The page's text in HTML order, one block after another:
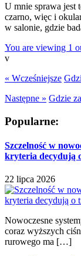
U mnie sprawa jest
czarno, więc i
w salonie, gdzie
You are viewing 1
v
« Wcześniejsze
Następne » Gdzie
Popularne:
Szczelność w
kryteria decydują
22 lipca 2026
Nowoczesne
coraz wyższych
rurowego ma […]